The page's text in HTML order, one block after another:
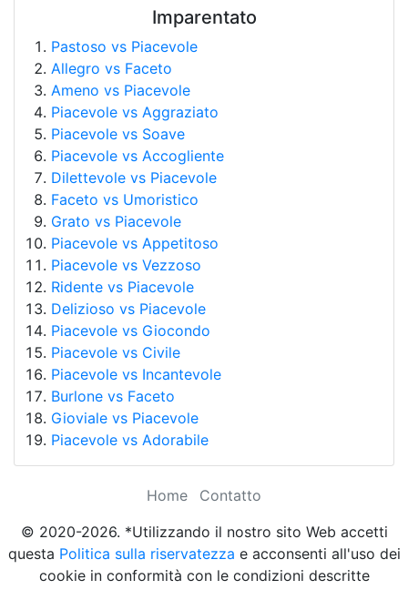
Imparentato
Pastoso vs Piacevole
Allegro vs Faceto
Ameno vs Piacevole
Piacevole vs Aggraziato
Piacevole vs Soave
Piacevole vs Accogliente
Dilettevole vs Piacevole
Faceto vs Umoristico
Grato vs Piacevole
Piacevole vs Appetitoso
Piacevole vs Vezzoso
Ridente vs Piacevole
Delizioso vs Piacevole
Piacevole vs Giocondo
Piacevole vs Civile
Piacevole vs Incantevole
Burlone vs Faceto
Gioviale vs Piacevole
Piacevole vs Adorabile
Home
Contatto
© 2020-2026. *Utilizzando il nostro sito Web accetti
questa Politica sulla riservatezza e acconsenti all'uso dei
cookie in conformità con le condizioni descritte